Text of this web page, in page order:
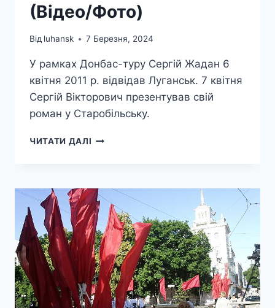
(Відео/Фото)
Від luhansk 7 Березня, 2024
У рамках Донбас-туру Сергій Жадан 6
квітня 2011 р. відвідав Луганськ. 7 квітня
Сергій Вікторович презентував свій
роман у Старобільську.
ЧИТАТИ ДАЛІ ПРЕЗЕНТАЦІЯ
ЖАДАНА
В
ЛУГАНСЬКУ
(ВІДЕО/
ФОТО)